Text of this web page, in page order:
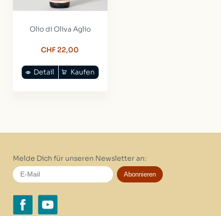
Olio di Oliva Aglio
CHF 22,00
Kaufen
Detail
Melde Dich für unseren Newsletter an:
Abonnieren